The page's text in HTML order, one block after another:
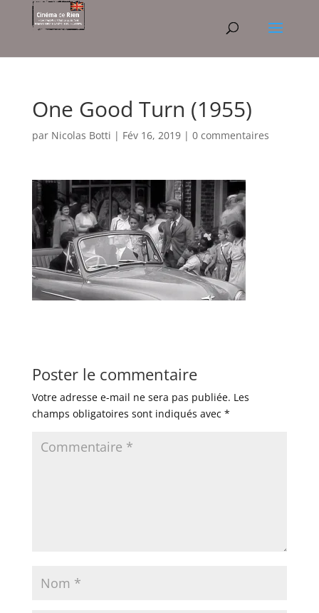
One Good Turn (1955)
par Nicolas Botti | Fév 16, 2019| 0 commentaires
Poster le commentaire
Votre adresse e-mail ne sera pas publiée. Les
champs obligatoires sont indiqués avec *